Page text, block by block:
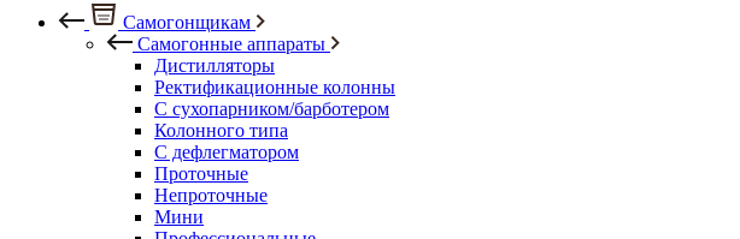
Самогонщикам
Самогонные аппараты
Дистилляторы
Ректификационные колонны
С сухопарником/барботером
Колонного типа
С дефлегматором
Проточные
Непроточные
Мини